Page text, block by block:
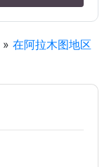
» 在阿拉木图地区